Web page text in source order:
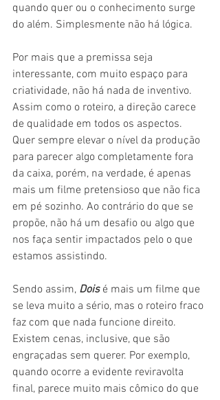
quando quer ou o conhecimento surge
do além. Simplesmente não há lógica.
Por mais que a premissa seja
interessante, com muito espaço para
criatividade, não há nada de inventivo.
Assim como o roteiro, a direção carece
de qualidade em todos os aspectos.
Quer sempre elevar o nível da produção
para parecer algo completamente fora
da caixa, porém, na verdade, é apenas
mais um filme pretensioso que não fica
em pé sozinho. Ao contrário do que se
propõe, não há um desafio ou algo que
nos faça sentir impactados pelo o que
estamos assistindo.
Sendo assim, Dois é mais um filme que
se leva muito a sério, mas o roteiro fraco
faz com que nada funcione direito.
Existem cenas, inclusive, que são
engraçadas sem querer. Por exemplo,
quando ocorre a evidente reviravolta
final, parece muito mais cômico do que